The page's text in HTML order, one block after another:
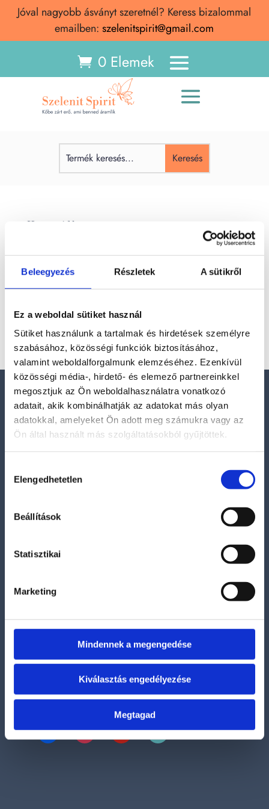
Beleegyezés Részletek A sütikről
Ez a weboldal sütiket használ
Sütiket használunk a tartalmak és hirdetések személyre
szabásához, közösségi funkciók biztosításához,
valamint weboldalforgalmunk elemzéséhez. Ezenkívül
közösségi média-, hirdető- és elemező partnereinkkel
megosztjuk az Ön weboldalhasználatra vonatkozó
adatait, akik kombinálhatják az adatokat más olyan
adatokkal, amelyeket Ön adott meg számukra vagy az
Ön által használt más szolgáltatásokból gyűjtöttek.
kiválasztása
Elengedhetetlen
Beállítások
Statisztikai
Marketing
Mindennek a megengedése
Kiválasztás engedélyezése
Megtagad
Jóval nagyobb ásványt szeretnél? Keress bizalommal
emailben: szelenitspirit@gmail.com
0 Elemek
Hematoid kvarc
Hematoid kvarc Hematoid kvarc – Jelentése,
spirituális hatása, története és tulajdonságai A
hematoid kvarc a hegyikristály (kvarc) és a hematit
különleges találkozása. Ez a kristály átlátszó vagy
barna zárványokat...
Elérhetőségek
E-mail:
szelenitspirit@gmail.com
0630/841-6811
Információk
Szállítási információk
Bankkártyás fizetési lehetőség
Kövess bennünket
facebookinstagramyoutube tiktok